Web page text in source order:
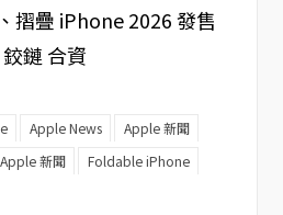
摺疊 iPhone 2026 發售
鏈 合資
Apple News Apple 新聞
Apple 新聞
Foldable iPhone